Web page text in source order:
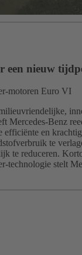
een nieuw
motoren Euro VI
Mercedes-Benz
efficiënte en
te
te reduceren.
technologie stelt